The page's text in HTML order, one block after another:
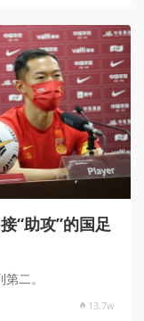
“助攻”的国足
二。
13.7w